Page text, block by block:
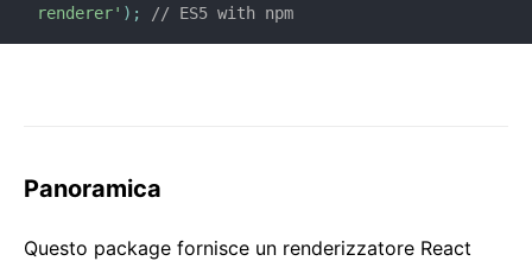
renderer' ) ; // ES5 with npm
Panoramica
Questo package fornisce un renderizzatore React
CONCETTI CHIAVE
4. Componenti e Props
6. Gestione degli Eventi